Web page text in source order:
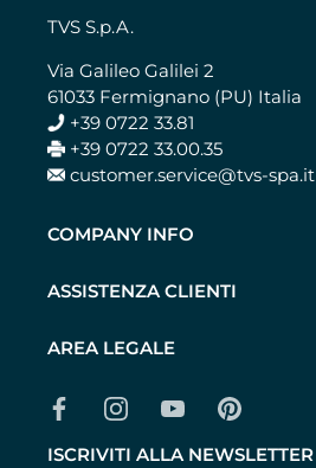
TVS S.p.A.
Via Galileo Galilei 2
61033 Fermignano (PU) Italia
+39 0722 33.81
+39 0722 33.00.35
customer.service@tvs-spa.it
COMPANY INFO
ASSISTENZA CLIENTI
AREA LEGALE
ISCRIVITI ALLA NEWSLETTER